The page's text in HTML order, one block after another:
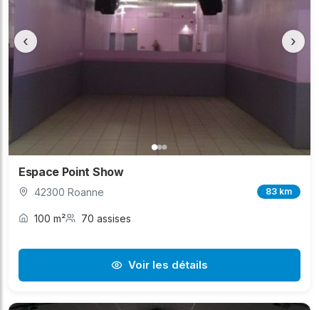
‹ ›
Espace Point Show
42300 Roanne 83 km
100 m² 70 assises
Voir les détails